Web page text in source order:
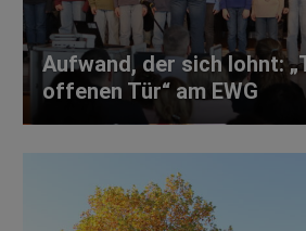
Aufwand, der sich lohnt:
offenen Tür“ am EWG